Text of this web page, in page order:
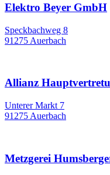
Elektro Beyer GmbH
Speckbachweg 8
91275 Auerbach
Allianz
Unterer Markt 7
91275 Auerbach
Metzgerei